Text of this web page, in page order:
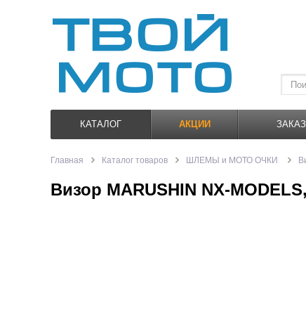
КАТАЛОГ АКЦИИ
Главная Каталог товаров ШЛЕМЫ и МОТО ОЧКИ
Визор MARUSHIN NX-